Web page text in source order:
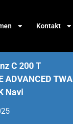
Kontakt
C 200 T
ADVANCED TWA
Navi